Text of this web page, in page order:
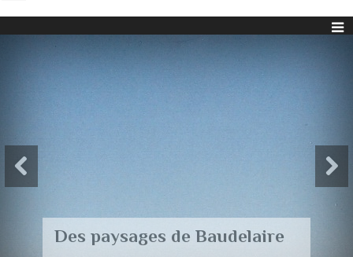
Des paysages de Baudelaire